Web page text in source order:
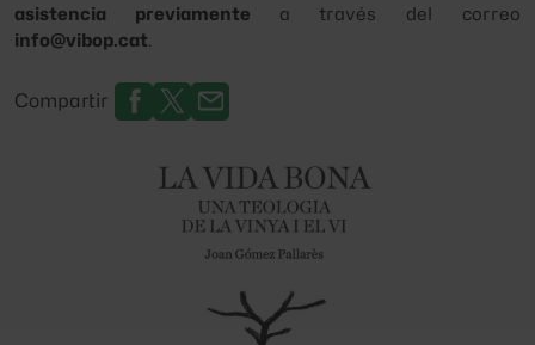
asistencia previamente a través del correo
info@vibop.cat
Compartir